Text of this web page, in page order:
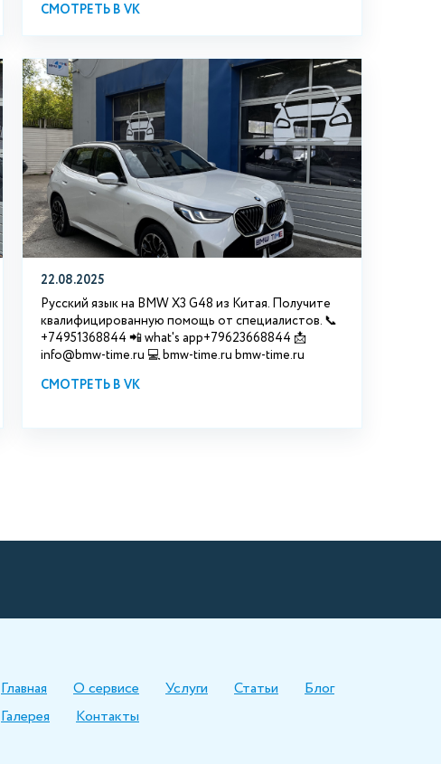
СМОТРЕТЬ В VK
22.08.2025
Русский язык на BMW X3 G48 из Китая. Получите
квалифицированную помощь от специалистов. 📞
+74951368844 📲 what's app+79623668844 📩
info@bmw-time.ru 💻 bmw-time.ru bmw-time.ru
СМОТРЕТЬ В VK
Главная О сервисе Услуги Статьи
Блог
Галерея
Контакты